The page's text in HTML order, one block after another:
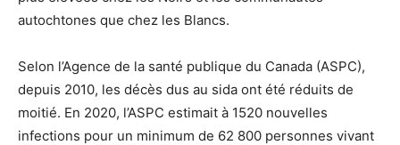
autochtones que chez les Blancs.
Selon l’Agence de la santé publique du Canada (ASPC),
depuis 2010, les décès dus au sida ont été réduits de
moitié. En 2020, l’ASPC estimait à 1520 nouvelles
infections pour un minimum de 62 800 personnes vivant